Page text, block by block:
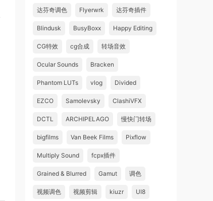
达芬奇调色 Flyerwrk 达芬奇插件
Blindusk BusyBoxx Happy Editing
CG特效 cg合成 转场音效
Ocular Sounds Bracken
Phantom LUTs vlog Divided
EZCO Samolevsky ClashiVFX
DCTL ARCHIPELAGO 慢快门转场
bigfilms Van Beek Films Pixflow
Multiply Sound fcpx插件
Grained & Blurred Gamut 调色
视频调色 视频剪辑 kiuzr UI8